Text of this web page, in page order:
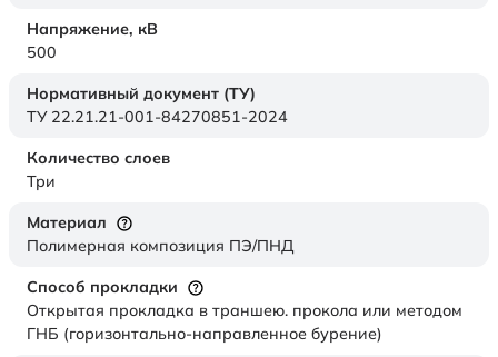
Напряжение, кВ
500
Нормативный документ (ТУ)
ТУ 22.21.21-001-84270851-2024
Количество слоев
Три
Материал
Полимерная композиция ПЭ/ПНД
Способ прокладки
Открытая прокладка в траншею. прокола или методом
ГНБ (горизонтально-направленное бурение)